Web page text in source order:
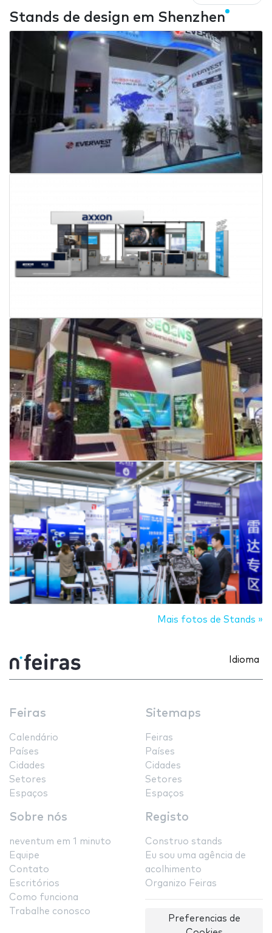
Stands de design em Shenzhen
Mais fotos de Stands »
Idioma
Feiras
Calendário
Países
Cidades
Setores
Espaços
Sitemaps
Feiras
Países
Cidades
Setores
Espaços
Sobre nós
neventum em 1 minuto
Equipe
Contato
Escritórios
Como funciona
Trabalhe conosco
Registo
Construo stands
Eu sou uma agência de
acolhimento
Organizo Feiras
Preferencias de